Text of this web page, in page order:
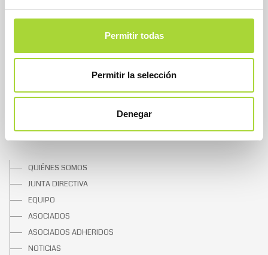
Permitir todas
Permitir la selección
Denegar
QUIÉNES SOMOS
JUNTA DIRECTIVA
EQUIPO
ASOCIADOS
ASOCIADOS ADHERIDOS
NOTICIAS